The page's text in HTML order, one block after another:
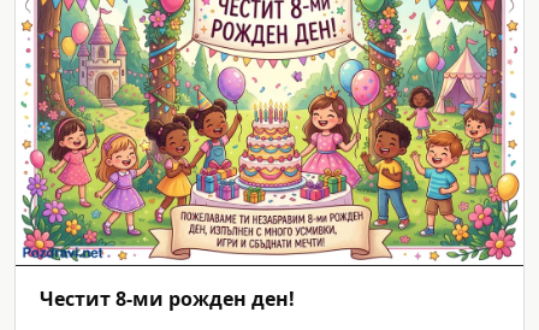
Честит 8-ми рожден ден!